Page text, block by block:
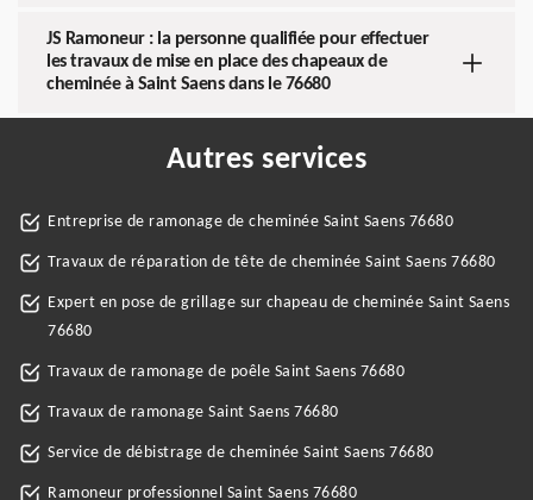
JS Ramoneur : la personne qualifiée pour effectuer
les travaux de mise en place des chapeaux de
cheminée à Saint Saens dans le 76680
Autres services
Entreprise de ramonage de cheminée Saint Saens 76680
Travaux de réparation de tête de cheminée Saint Saens 76680
Expert en pose de grillage sur chapeau de cheminée Saint Saens
76680
Travaux de ramonage de poêle Saint Saens 76680
Travaux de ramonage Saint Saens 76680
Service de débistrage de cheminée Saint Saens 76680
Ramoneur professionnel Saint Saens 76680